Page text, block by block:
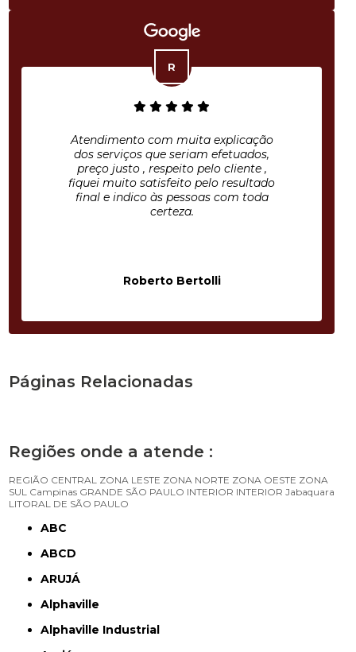
Atendimento com muita explicação
dos serviços que seriam efetuados,
preço justo , respeito pelo cliente ,
fiquei muito satisfeito pelo resultado
final e indico às pessoas com toda
certeza.
Roberto Bertolli
Páginas Relacionadas
Regiões onde a atende :
REGIÃO CENTRAL ZONA LESTE ZONA NORTE ZONA OESTE ZONA
SUL Campinas GRANDE SÃO PAULO INTERIOR INTERIOR Jabaquara
LITORAL DE SÃO PAULO
ABC
ABCD
ARUJÁ
Alphaville
Alphaville Industrial